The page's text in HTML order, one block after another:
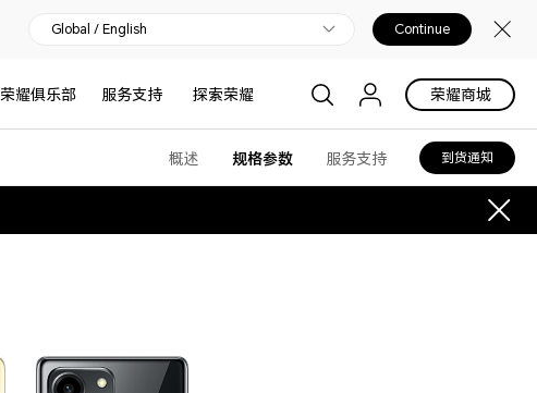
Global / English Continue
荣耀俱乐部 服务支持 探索荣耀 荣耀商城
概述 规格参数 服务支持 到货通知